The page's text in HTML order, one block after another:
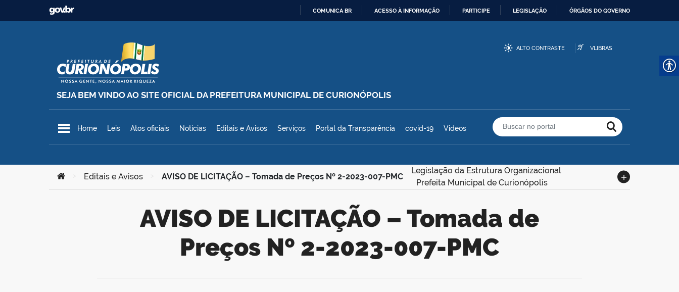
Ir para o conteúdo COMUNICA BR ACESSO À INFORMAÇÃO PARTICIPE LEGISLAÇÃO ÓRGÃOS DO GOVERNO
SEJA BEM VINDO AO SITE OFICIAL DA PREFEITURA MUNICIPAL DE CURIONÓPOLIS
Prefeitura Municipal de Curionópolis
ALTO CONTRASTE VLIBRAS
Home Leis Atos oficiais Notícias Editais e Avisos Serviços Portal da Transparência covid-19 Videos Buscar no portal
Você está aqui:
Editais e Avisos AVISO DE LICITAÇÃO – Tomada de Preços Nº 2-2023-007-PMC
Legislação da Estrutura Organizacional
Prefeita Municipal de Curionópolis
AVISO DE LICITAÇÃO – Tomada de
Preços Nº 2-2023-007-PMC